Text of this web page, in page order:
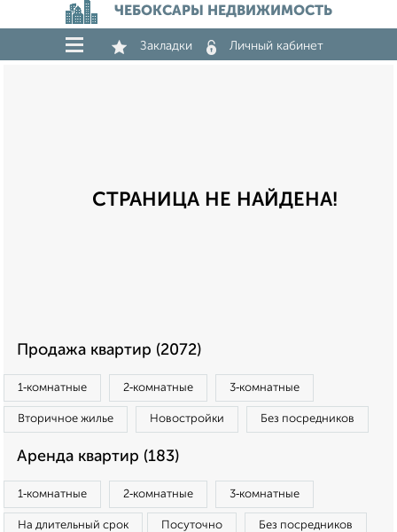
ЧЕБОКСАРЫ НЕДВИЖИМОСТЬ
Закладки Личный кабинет
СТРАНИЦА НЕ НАЙДЕНА!
Продажа квартир (2072)
1‑комнатные 2‑комнатные 3‑комнатные
Вторичное жилье Новостройки Без посредников
Аренда квартир (183)
1‑комнатные 2‑комнатные 3‑комнатные
На длительный срок Посуточно Без посредников